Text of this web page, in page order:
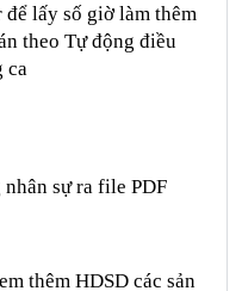
lấy số giờ làm thêm
theo Tự động điều
ca
sự ra file PDF
thêm HDSD các sản